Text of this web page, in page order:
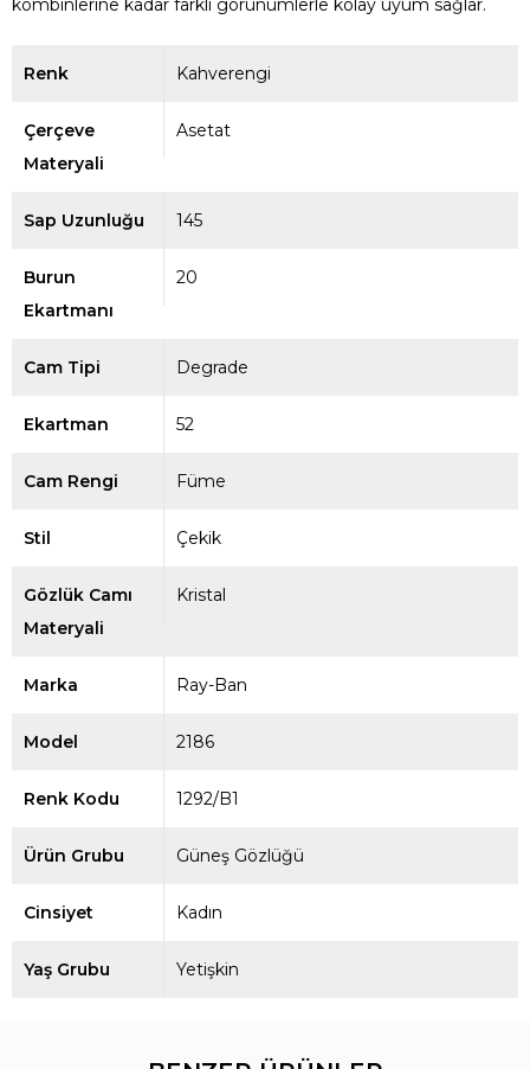
Renk Kahverengi
Çerçeve
Materyali
Asetat
Sap Uzunluğu 145
Burun
Ekartmanı
20
Cam Tipi Degrade
Ekartman 52
Cam Rengi Füme
Stil Çekik
Gözlük Camı
Materyali
Kristal
Marka Ray-Ban
Model 2186
Renk Kodu 1292/B1
Ürün Grubu Güneş Gözlüğü
Cinsiyet Kadın
Yaş Grubu Yetişkin